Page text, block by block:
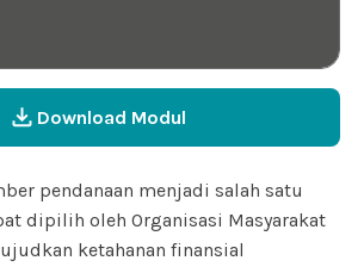
Download Modul
pendanaan menjadi salah satu
dipilih oleh Organisasi Masyarakat
ketahanan finansial